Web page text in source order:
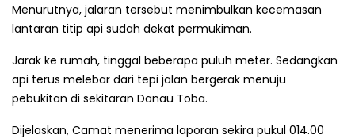
Menurutnya, jalaran tersebut menimbulkan kecemasan
lantaran titip api sudah dekat permukiman.
Jarak ke rumah, tinggal beberapa puluh meter. Sedangkan
api terus melebar dari tepi jalan bergerak menuju
pebukitan di sekitaran Danau Toba.
Dijelaskan, Camat menerima laporan sekira pukul 014.00